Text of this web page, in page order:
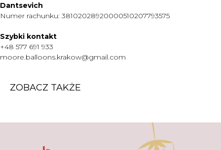
Dantsevich
Numer rachunku: 38102028920000510207793575
Szybki kontakt
+48 577 691 933
moore.balloons.krakow@gmail.com
ZOBACZ TAKŻE
moore.balloons.krakow@gmail.com
WARTO WIEDZIEĆ
POLITYKA PRYWATNOŚCI